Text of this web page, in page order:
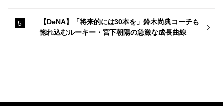
【DeNA】「将来的には30本を」鈴木尚典コーチも
惚れ込むルーキー・宮下朝陽の急激な成長曲線